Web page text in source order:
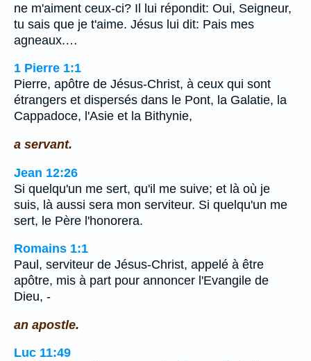
ne m'aiment ceux-ci? Il lui répondit: Oui, Seigneur,
tu sais que je t'aime. Jésus lui dit: Pais mes
agneaux.…
1 Pierre 1:1
Pierre, apôtre de Jésus-Christ, à ceux qui sont
étrangers et dispersés dans le Pont, la Galatie, la
Cappadoce, l'Asie et la Bithynie,
a servant.
Jean 12:26
Si quelqu'un me sert, qu'il me suive; et là où je
suis, là aussi sera mon serviteur. Si quelqu'un me
sert, le Père l'honorera.
Romains 1:1
Paul, serviteur de Jésus-Christ, appelé à être
apôtre, mis à part pour annoncer l'Evangile de
Dieu, -
an apostle.
Luc 11:49